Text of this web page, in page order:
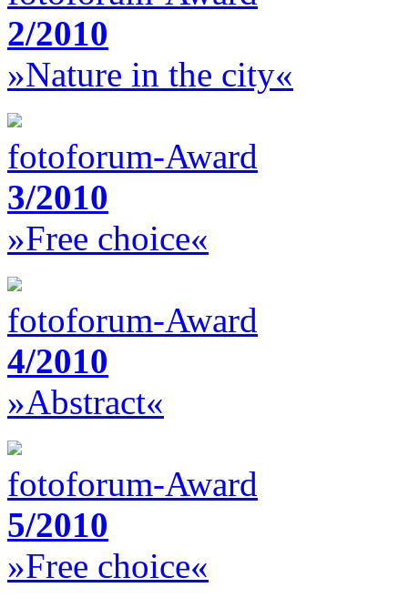
2/2010
»Nature in the city«
fotoforum-Award
3/2010
»Free choice«
fotoforum-Award
4/2010
»Abstract«
fotoforum-Award
5/2010
»Free choice«